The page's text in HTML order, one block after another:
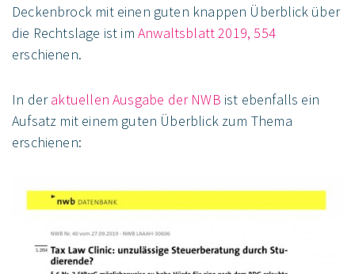
Deckenbrock mit einen guten knappen Überblick über
die Rechtslage ist im Anwaltsblatt 2019, 554
erschienen.
In deraktuellen Ausgabe der NWB ist ebenfalls ein
Aufsatz mit einem guten Überblick zum Thema
erschienen: